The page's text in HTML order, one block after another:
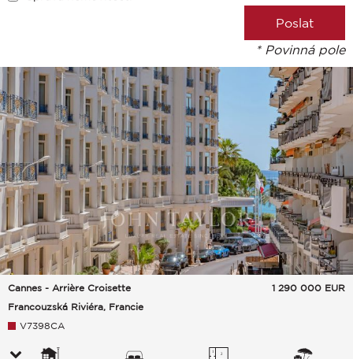
* Povinná pole
Cannes - Arrière Croisette
Francouzská Riviéra, Francie
1 290 000 EUR
V7398CA